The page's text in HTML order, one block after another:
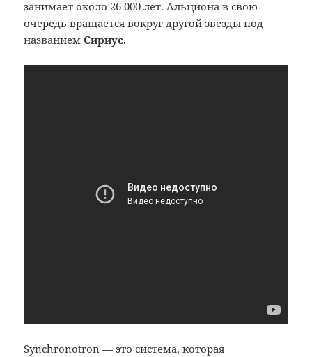
занимает около 26 000 лет. Альциона в свою
очередь вращается вокруг другой звезды под
названиемСириус.
Synchronotron — это система, которая